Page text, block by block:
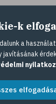
k
a
javításának